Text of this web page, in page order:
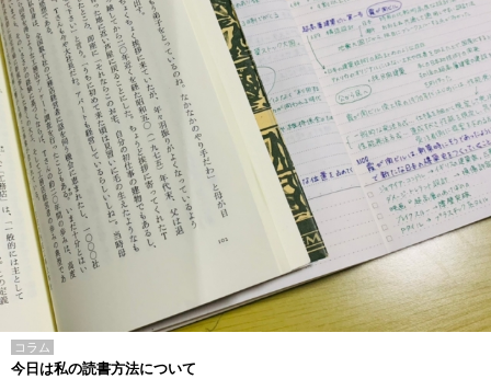
コラム
今日は私の読書方法について